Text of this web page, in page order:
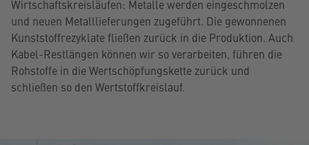
Wirtschaftskreisläufen: Metalle werden eingeschmolzen
und neuen Metalllieferungen zugeführt. Die gewonnenen
Kunststoffrezyklate fließen zurück in die Produktion. Auch
Kabel-Restlängen können wir so verarbeiten, führen die
Rohstoffe in die Wertschöpfungskette zurück und
schließen so den Wertstoffkreislauf.